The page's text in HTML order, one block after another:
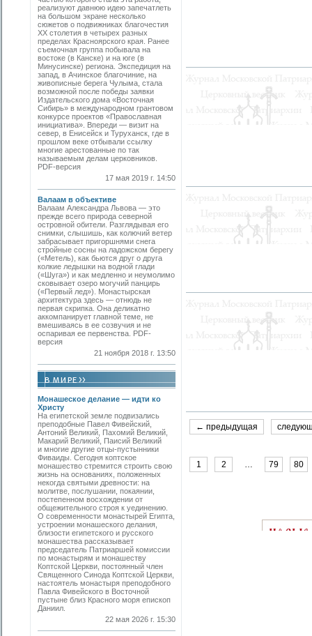
реализуют давнюю идею запечатлеть
на большом экране несколько
сюжетов о подвижниках благочестия
ХХ столетия в четырех разных
пределах Красноярского края. Ранее
съемочная группа побывала на
востоке (в Канске) и на юге (в
Минусинске) региона. Экспедиция на
запад, в Ачинское благочиние, на
живописные берега Чулыма, стала
возможной после победы заявки
Издательского дома «Восточная
Сибирь» в международном грантовом
конкурсе проектов «Православная
инициатива». Впереди — визит на
север, в Енисейск и Туруханск, где в
прошлом веке отбывали ссылку
многие арестованные по так
называемым делам церковников.
PDF-версия
17 мая 2019 г. 14:50
Валаам в объективе
Валаам Александра Львова — это
прежде всего природа северной
островной обители. Разглядывая его
снимки, слышишь, как колючий ветер
забрасывает пригоршнями снега
стройные сосны на ладожском берегу
(«Метель), как бьются друг о друга
колкие ледышки на водной глади
(«Шуга») и как медленно и неумолимо
сковывает озеро могучий панцирь
(«Первый лед»). Монастырская
архитектура здесь — отнюдь не
первая скрипка. Она деликатно
аккомпанирует главной теме, не
вмешиваясь в ее созвучия и не
оспаривая ее первенства. PDF-
версия
21 ноября 2018 г. 13:50
Монашеское делание — идти ко
Христу
На египетской земле подвизались
преподобные Павел Фивейский,
Антоний Великий, Пахомий Великий,
Макарий Великий, Паисий Великий
и многие другие отцы-пустынники
Фиваиды. Сегодня коптское
монашество стремится строить свою
жизнь на основаниях, положенных
некогда святыми древности: на
молитве, послушании, покаянии,
постепенном восхождении от
общежительного строя к уединению.
О современности монастырей Египта,
устроении монашеского делания,
близости египетского и русского
монашества рассказывает
председатель Патриаршей комиссии
по монастырям и монашеству
Коптской Церкви, постоянный член
Священного Синода Коптской Церкви,
настоятель монастыря преподобного
Павла Фивейского в Восточной
пустыне близ Красного моря епископ
Даниил.
22 мая 2026 г. 15:30
← предыдущая
1 2 79 80